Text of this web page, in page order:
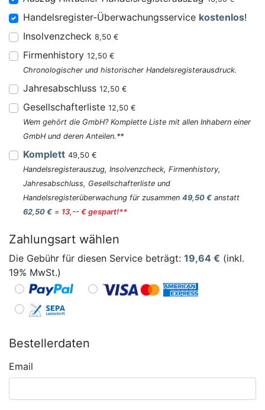
Handelsregister-Überwachungsservice kostenlos!
Insolvenzcheck 8,50 €
Firmenhistory 12,50 €
Chronologischer und historischer Handelsregisterausdruck.
Jahresabschluss 12,50 €
Gesellschafterliste 12,50 €
Wem gehört die GmbH? Komplette Liste mit allen Inhabern einer
GmbH und deren Anteilen.**
Komplett 49,50 €
Handelsregisterauszug, Insolvenzcheck, Firmenhistory,
Jahresabschluss, Gesellschafterliste und
Handelsregisterüberwachung für zusammen 49,50 € anstatt
62,50 € = 13,-- € gespart!**
Zahlungsart wählen
Die Gebühr für diesen Service beträgt: 19,64 € (inkl.
19% MwSt.)
Bestellerdaten
Email